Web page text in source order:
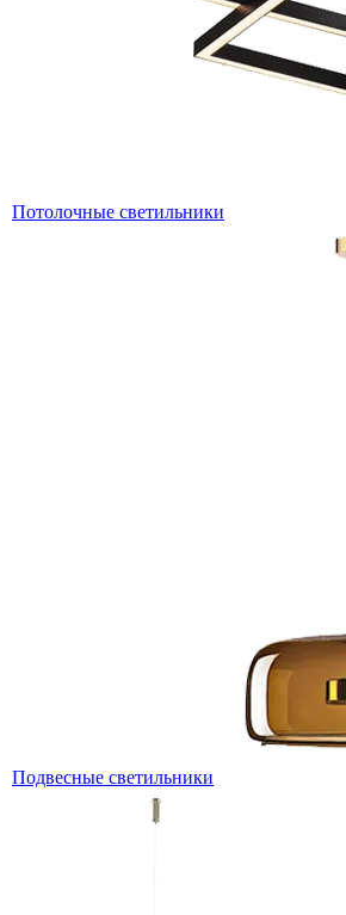
Потолочные светильники
Подвесные светильники